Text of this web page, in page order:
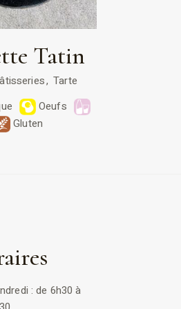
Tatin
Tarte
Oeufs
Gluten
: de 6h30 à